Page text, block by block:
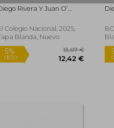
Rivera Y Juan O’
Colegio Nacional, 2025,
Blanda, Nuevo